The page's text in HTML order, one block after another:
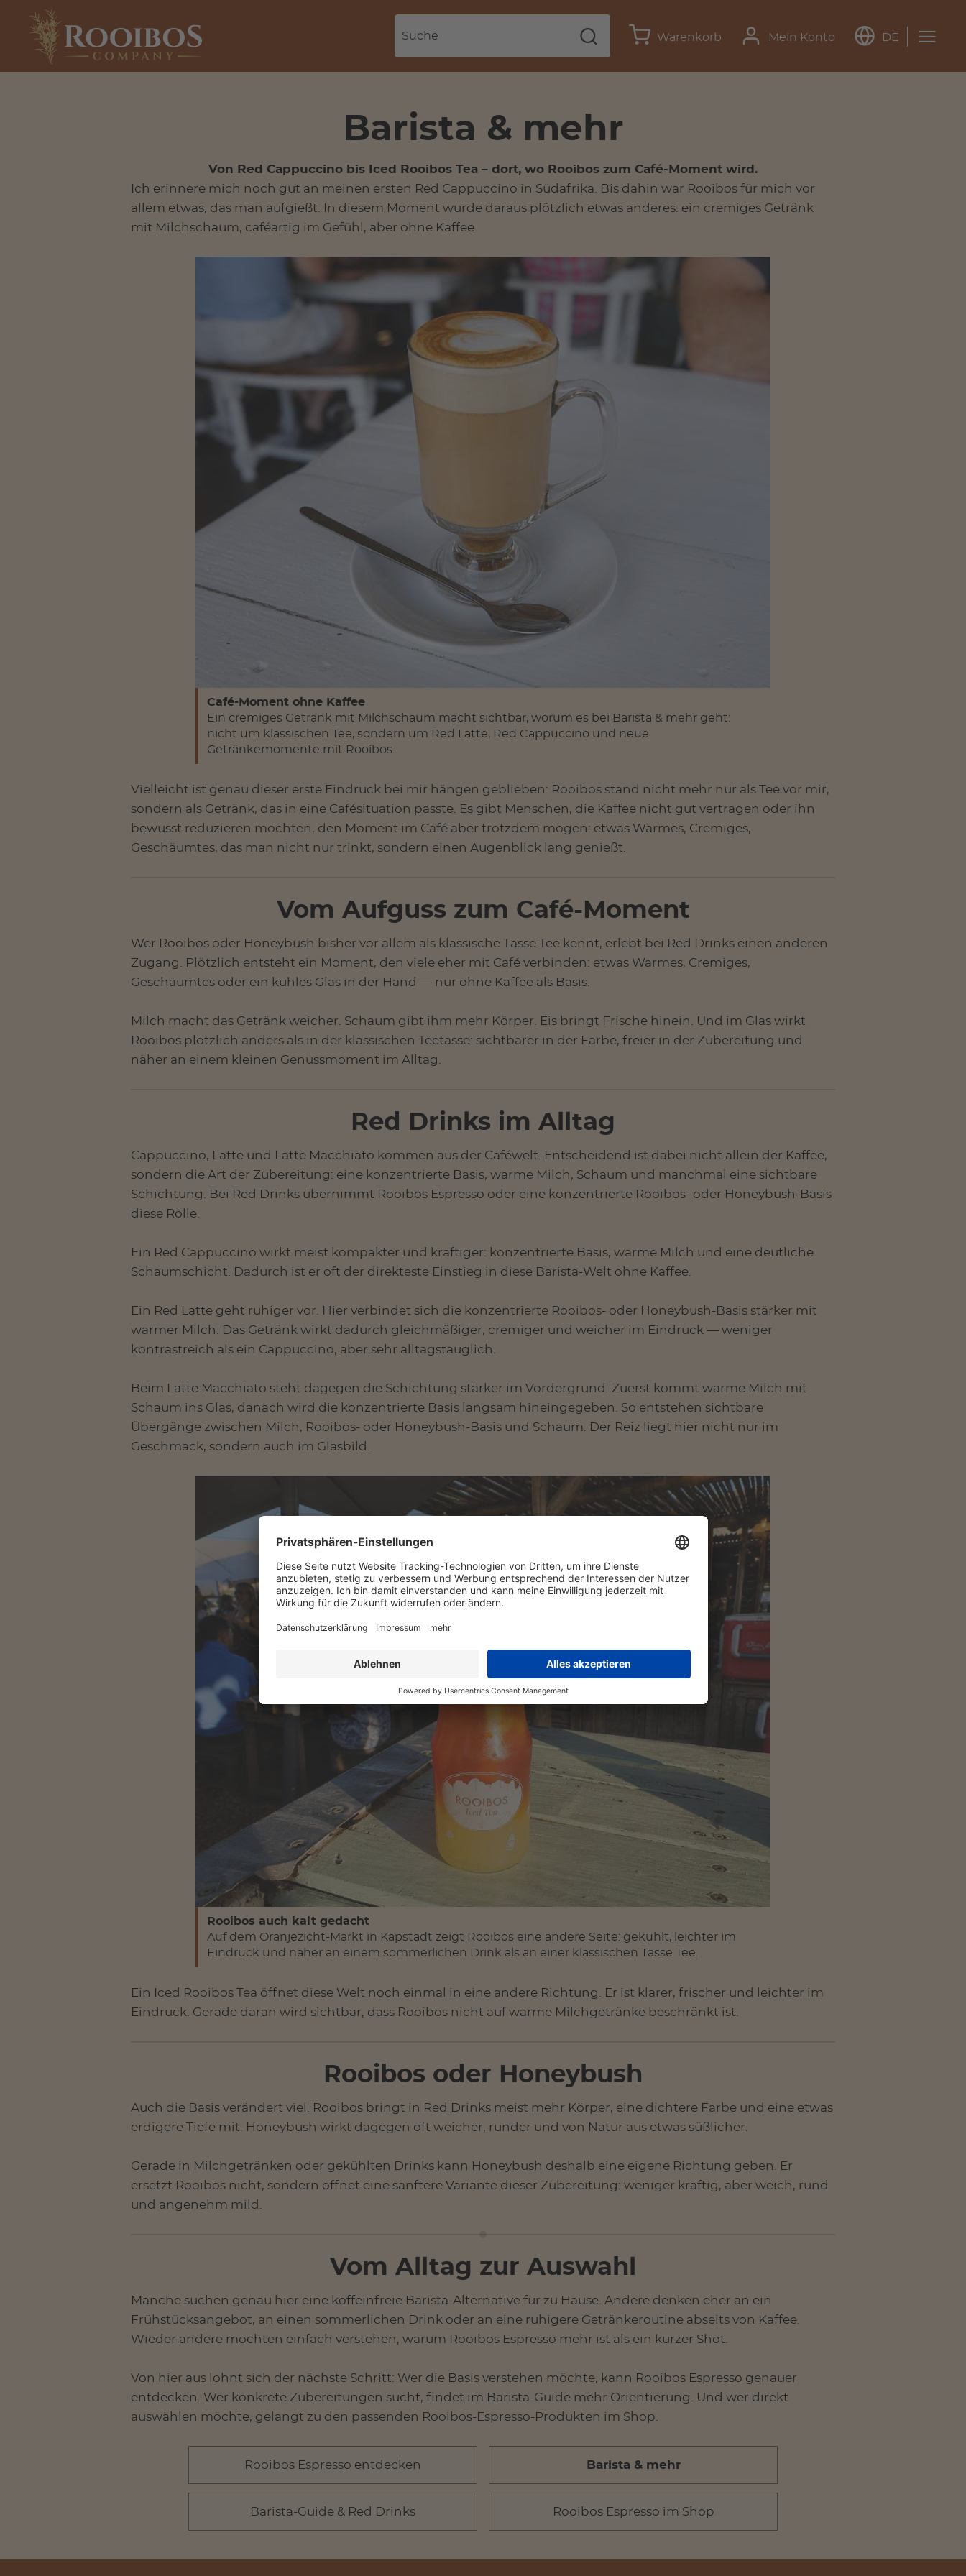
Warenkorb Mein Konto DE
Barista & mehr
Von Red Cappuccino bis Iced Rooibos Tea – dort, wo Rooibos zum Café-Moment wird.
Ich erinnere mich noch gut an meinen ersten Red Cappuccino in Südafrika. Bis dahin war Rooibos für mich vor
allem etwas, das man aufgießt. In diesem Moment wurde daraus plötzlich etwas anderes: ein cremiges Getränk
mit Milchschaum, caféartig im Gefühl, aber ohne Kaffee.
Café-Moment ohne Kaffee
Ein cremiges Getränk mit Milchschaum macht sichtbar, worum es bei Barista & mehr geht:
nicht um klassischen Tee, sondern um Red Latte, Red Cappuccino und neue
Getränkemomente mit Rooibos.
Vielleicht ist genau dieser erste Eindruck bei mir hängen geblieben: Rooibos stand nicht mehr nur als Tee vor mir,
sondern als Getränk, das in eine Cafésituation passte. Es gibt Menschen, die Kaffee nicht gut vertragen oder ihn
bewusst reduzieren möchten, den Moment im Café aber trotzdem mögen: etwas Warmes, Cremiges,
Geschäumtes, das man nicht nur trinkt, sondern einen Augenblick lang genießt.
Vom Aufguss zum Café-Moment
Wer Rooibos oder Honeybush bisher vor allem als klassische Tasse Tee kennt, erlebt bei Red Drinks einen anderen
Zugang. Plötzlich entsteht ein Moment, den viele eher mit Café verbinden: etwas Warmes, Cremiges,
Geschäumtes oder ein kühles Glas in der Hand — nur ohne Kaffee als Basis.
Milch macht das Getränk weicher. Schaum gibt ihm mehr Körper. Eis bringt Frische hinein. Und im Glas wirkt
Rooibos plötzlich anders als in der klassischen Teetasse: sichtbarer in der Farbe, freier in der Zubereitung und
näher an einem kleinen Genussmoment im Alltag.
Red Drinks im Alltag
Cappuccino, Latte und Latte Macchiato kommen aus der Caféwelt. Entscheidend ist dabei nicht allein der Kaffee,
sondern die Art der Zubereitung: eine konzentrierte Basis, warme Milch, Schaum und manchmal eine sichtbare
Schichtung. Bei Red Drinks übernimmt Rooibos Espresso oder eine konzentrierte Rooibos- oder Honeybush-Basis
diese Rolle.
Ein Red Cappuccino wirkt meist kompakter und kräftiger: konzentrierte Basis, warme Milch und eine deutliche
Schaumschicht. Dadurch ist er oft der direkteste Einstieg in diese Barista-Welt ohne Kaffee.
Ein Red Latte geht ruhiger vor. Hier verbindet sich die konzentrierte Rooibos- oder Honeybush-Basis stärker mit
warmer Milch. Das Getränk wirkt dadurch gleichmäßiger, cremiger und weicher im Eindruck — weniger
kontrastreich als ein Cappuccino, aber sehr alltagstauglich.
Beim Latte Macchiato steht dagegen die Schichtung stärker im Vordergrund. Zuerst kommt warme Milch mit
Schaum ins Glas, danach wird die konzentrierte Basis langsam hineingegeben. So entstehen sichtbare
Übergänge zwischen Milch, Rooibos- oder Honeybush-Basis und Schaum. Der Reiz liegt hier nicht nur im
Geschmack, sondern auch im Glasbild.
Rooibos auch kalt gedacht
Auf dem Oranjezicht-Markt in Kapstadt zeigt Rooibos eine andere Seite: gekühlt, leichter im
Eindruck und näher an einem sommerlichen Drink als an einer klassischen Tasse Tee.
Ein Iced Rooibos Tea öffnet diese Welt noch einmal in eine andere Richtung. Er ist klarer, frischer und leichter im
Eindruck. Gerade daran wird sichtbar, dass Rooibos nicht auf warme Milchgetränke beschränkt ist.
Rooibos oder Honeybush
Auch die Basis verändert viel. Rooibos bringt in Red Drinks meist mehr Körper, eine dichtere Farbe und eine etwas
erdigere Tiefe mit. Honeybush wirkt dagegen oft weicher, runder und von Natur aus etwas süßlicher.
Gerade in Milchgetränken oder gekühlten Drinks kann Honeybush deshalb eine eigene Richtung geben. Er
ersetzt Rooibos nicht, sondern öffnet eine sanftere Variante dieser Zubereitung: weniger kräftig, aber weich, rund
und angenehm mild.
Vom Alltag zur Auswahl
Manche suchen genau hier eine koffeinfreie Barista-Alternative für zu Hause. Andere denken eher an ein
Frühstücksangebot, an einen sommerlichen Drink oder an eine ruhigere Getränkeroutine abseits von Kaffee.
Wieder andere möchten einfach verstehen, warum Rooibos Espresso mehr ist als ein kurzer Shot.
Von hier aus lohnt sich der nächste Schritt: Wer die Basis verstehen möchte, kann Rooibos Espresso genauer
entdecken. Wer konkrete Zubereitungen sucht, findet im Barista-Guide mehr Orientierung. Und wer direkt
auswählen möchte, gelangt zu den passenden Rooibos-Espresso-Produkten im Shop.
Rooibos Espresso entdecken Barista & mehr
Barista-Guide & Red Drinks Rooibos Espresso im Shop